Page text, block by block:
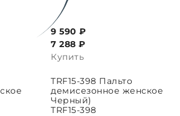
9 590 ₽
7 288 ₽
Купить
ВЫБРАТЬ ПАРАМЕТРЫ
TRF15-398 Пальто
демисезонное женское
Черный)
TRF15-398